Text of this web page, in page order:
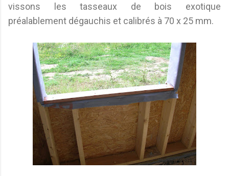
vissons les tasseaux de bois exotique
préalablement dégauchis et calibrés à 70 x 25 mm.